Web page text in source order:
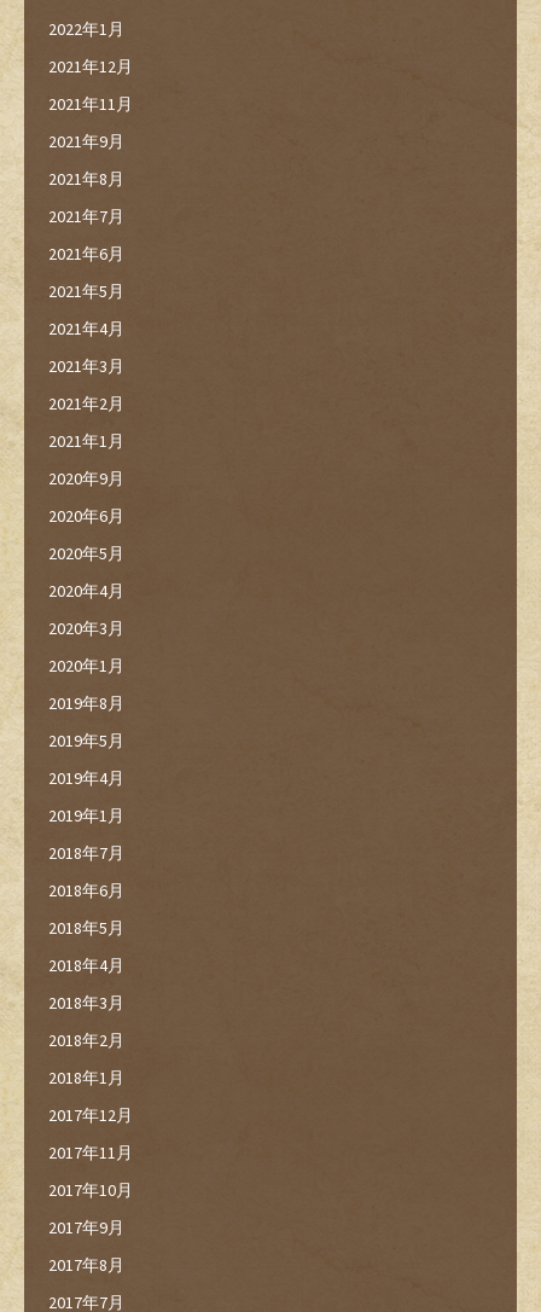
2022年1月
2021年12月
2021年11月
2021年9月
2021年8月
2021年7月
2021年6月
2021年5月
2021年4月
2021年3月
2021年2月
2021年1月
2020年9月
2020年6月
2020年5月
2020年4月
2020年3月
2020年1月
2019年8月
2019年5月
2019年4月
2019年1月
2018年7月
2018年6月
2018年5月
2018年4月
2018年3月
2018年2月
2018年1月
2017年12月
2017年11月
2017年10月
2017年9月
2017年8月
2017年7月